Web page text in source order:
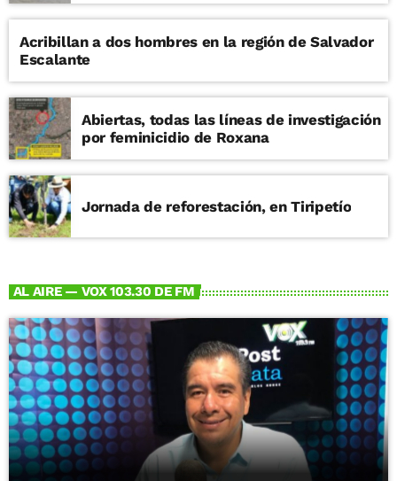
Acribillan a dos hombres en la región de Salvador
Escalante
Abiertas, todas las líneas de investigación
por feminicidio de Roxana
Jornada de reforestación, en Tiripetío
AL AIRE — VOX 103.30 DE FM